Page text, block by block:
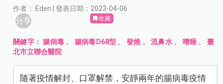
作者： Eden | 發表日期：2023-04-06
分享 收藏
關鍵字： 腸病毒 、 腸病毒D68型 、 發燒 、流鼻水、 嗜睡 、 臺
北市立聯合醫院
隨著疫情解封、口罩解禁，安靜兩年的腸病毒疫情